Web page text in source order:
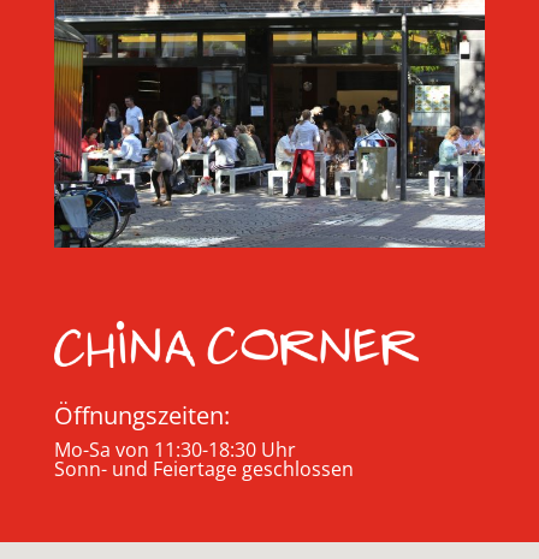
Öffnungszeiten:
Mo-Sa von 11:30-18:30 Uhr
Sonn- und Feiertage geschlossen